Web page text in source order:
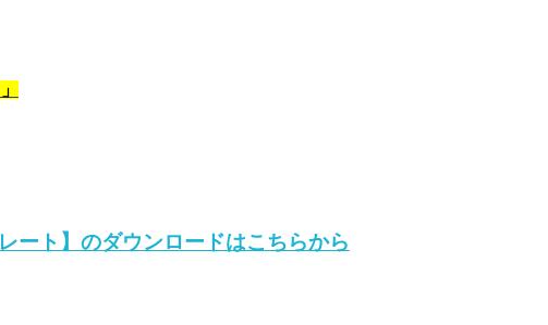
ート】のダウンロードはこちらから